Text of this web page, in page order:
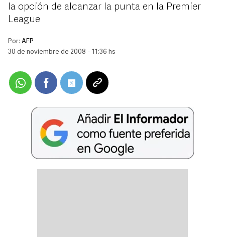
la opción de alcanzar la punta en la Premier
League
Por: AFP
30 de noviembre de 2008 - 11:36 hs